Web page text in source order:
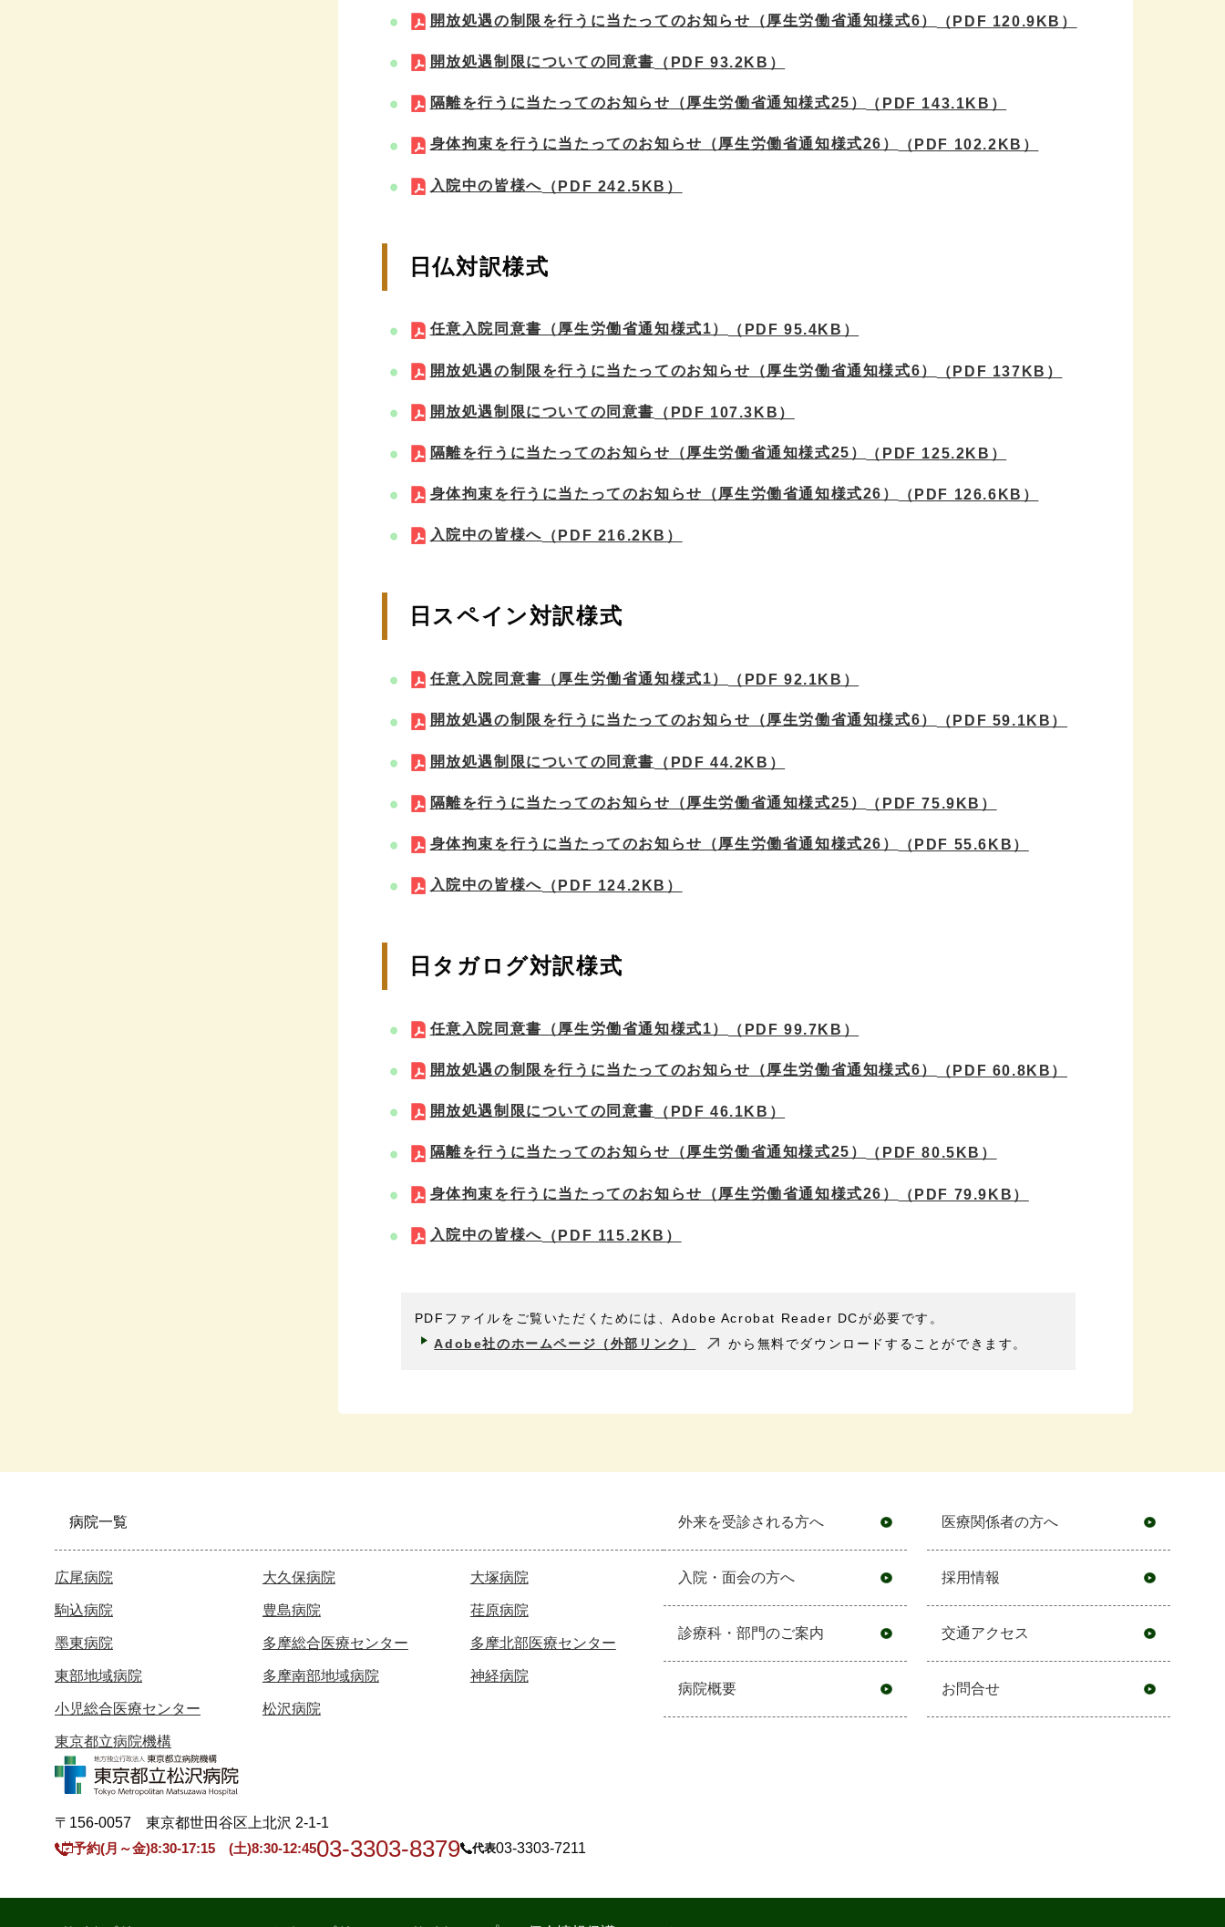
開放処遇の制限を行うに当たってのお知らせ（厚生労働省通知様式6） （PDF 120.9KB）
開放処遇制限についての同意書 （PDF 93.2KB）
隔離を行うに当たってのお知らせ（厚生労働省通知様式25） （PDF 143.1KB）
身体拘束を行うに当たってのお知らせ（厚生労働省通知様式26） （PDF 102.2KB）
入院中の皆様へ （PDF 242.5KB）
日仏対訳様式
任意入院同意書（厚生労働省通知様式1） （PDF 95.4KB）
開放処遇の制限を行うに当たってのお知らせ（厚生労働省通知様式6） （PDF 137KB）
開放処遇制限についての同意書 （PDF 107.3KB）
隔離を行うに当たってのお知らせ（厚生労働省通知様式25） （PDF 125.2KB）
身体拘束を行うに当たってのお知らせ（厚生労働省通知様式26） （PDF 126.6KB）
入院中の皆様へ （PDF 216.2KB）
日スペイン対訳様式
任意入院同意書（厚生労働省通知様式1） （PDF 92.1KB）
開放処遇の制限を行うに当たってのお知らせ（厚生労働省通知様式6） （PDF 59.1KB）
開放処遇制限についての同意書 （PDF 44.2KB）
隔離を行うに当たってのお知らせ（厚生労働省通知様式25） （PDF 75.9KB）
身体拘束を行うに当たってのお知らせ（厚生労働省通知様式26） （PDF 55.6KB）
入院中の皆様へ （PDF 124.2KB）
日タガログ対訳様式
任意入院同意書（厚生労働省通知様式1） （PDF 99.7KB）
開放処遇の制限を行うに当たってのお知らせ（厚生労働省通知様式6） （PDF 60.8KB）
開放処遇制限についての同意書 （PDF 46.1KB）
隔離を行うに当たってのお知らせ（厚生労働省通知様式25） （PDF 80.5KB）
身体拘束を行うに当たってのお知らせ（厚生労働省通知様式26） （PDF 79.9KB）
入院中の皆様へ （PDF 115.2KB）
PDFファイルをご覧いただくためには、Adobe Acrobat Reader DCが必要です。
Adobe社のホームページ（外部リンク）
から無料でダウンロードすることができます。
病院一覧
広尾病院 大久保病院 大塚病院
駒込病院 豊島病院 荏原病院
墨東病院 多摩総合医療センター 多摩北部医療センター
東部地域病院 多摩南部地域病院 神経病院
小児総合医療センター 松沢病院
東京都立病院機構
外来を受診される方へ
入院・面会の方へ
診療科・部門のご案内
病院概要
医療関係者の方へ
採用情報
交通アクセス
お問合せ
〒156-0057 東京都世田谷区上北沢 2-1-1
予約(月～金)8:30-17:15 (土)8:30-12:4503-3303-8379 代表03-3303-7211